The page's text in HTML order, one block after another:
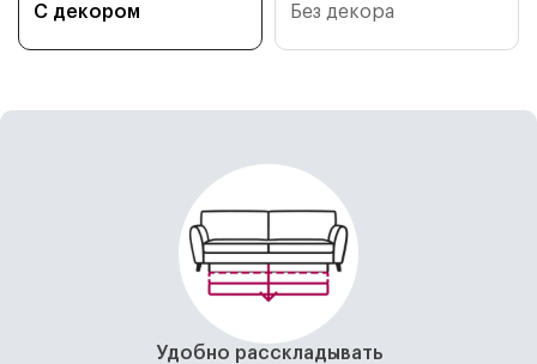
С декором Без декора
Удобно расскладывать